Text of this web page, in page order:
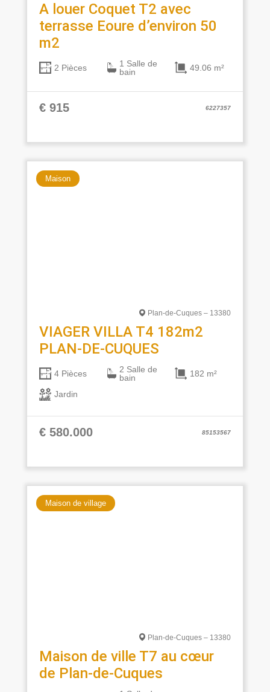
A louer Coquet T2 avec
terrasse Eoure d’environ 50
m2
2 Pièces
1 Salle de
bain
49.06 m²
€ 915 6227357
Maison
Plan-de-Cuques – 13380
VIAGER VILLA T4 182m2
PLAN-DE-CUQUES
4 Pièces
2 Salle de
bain
182 m²
Jardin
€ 580.000 85153567
Maison de village
Plan-de-Cuques – 13380
Maison de ville T7 au cœur
de Plan-de-Cuques